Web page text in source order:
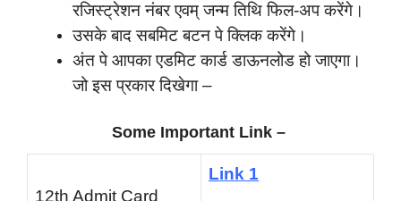
रजिस्ट्रेशन नंबर एवम् जन्म तिथि फिल-अप करेंगे।
उसके बाद सबमिट बटन पे क्लिक करेंगे।
अंत पे आपका एडमिट कार्ड डाऊनलोड हो जाएगा।
जो इस प्रकार दिखेगा –
Some Important Link –
12th Admit Card
Link 1